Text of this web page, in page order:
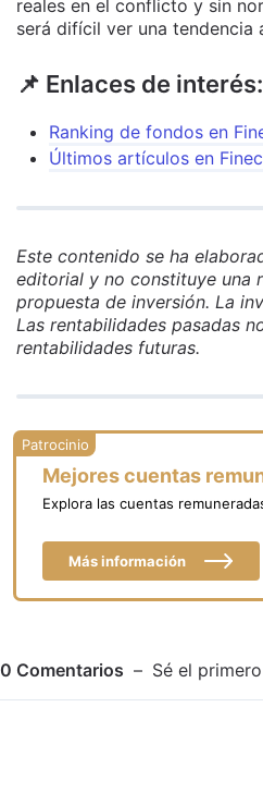
reales en el conflicto y sin
será difícil ver una tendencia
📌 Enlaces de interés:
Ranking de fondos en
Últimos artículos en
Este contenido se ha
editorial y no constituye una
propuesta de inversión. La
Las rentabilidades pasadas
rentabilidades futuras.
Mejores cuentas
Explora las cuentas
Más información
0 Comentarios Sé el